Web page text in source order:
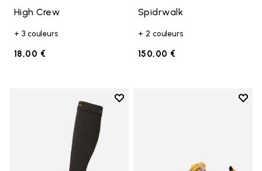
High Crew
+ 3 couleurs
18,00 €
Spidrwalk
+ 2 couleurs
150,00 €
Add to wishlist
Add